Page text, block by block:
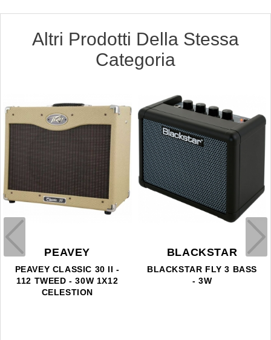
Altri Prodotti Della Stessa
Categoria
PEAVEY
PEAVEY CLASSIC 30 II -
112 TWEED - 30W 1X12
CELESTION
BLACKSTAR
BLACKSTAR FLY 3 BASS
- 3W